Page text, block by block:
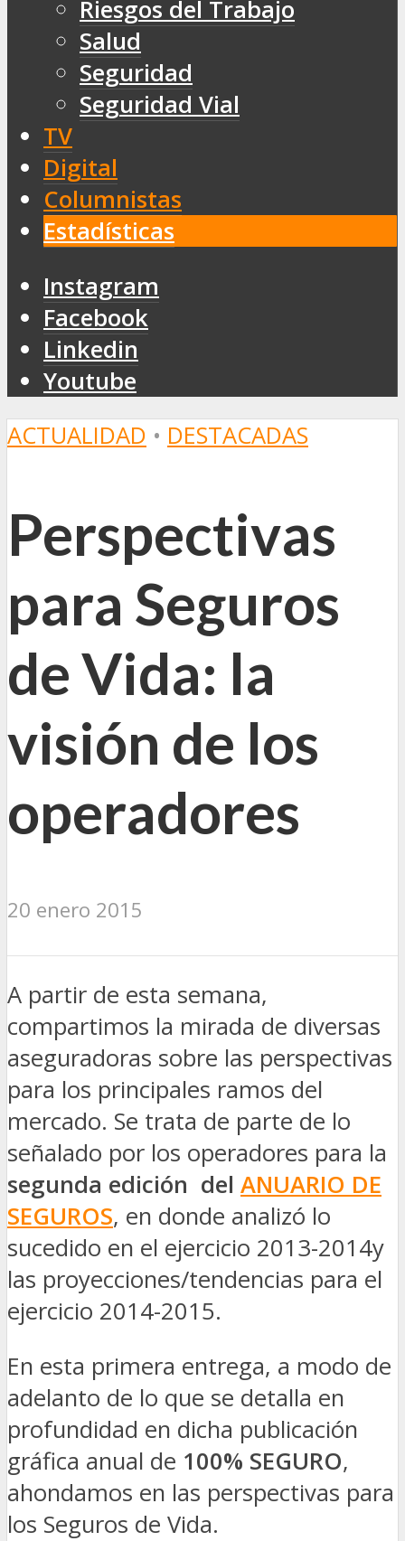
Riesgos del Trabajo
Salud
Seguridad
Seguridad Vial
TV
Digital
Columnistas
Estadísticas
Instagram
Facebook
Linkedin
Youtube
ACTUALIDAD • DESTACADAS
Perspectivas
para Seguros
de Vida: la
visión de los
operadores
20 enero 2015
A partir de esta semana,
compartimos la mirada de diversas
aseguradoras sobre las perspectivas
para los principales ramos del
mercado. Se trata de parte de lo
señalado por los operadores para la
segunda edición del ANUARIO DE
SEGUROS, en donde analizó lo
sucedido en el ejercicio 2013-2014y
las proyecciones/tendencias para el
ejercicio 2014-2015.
En esta primera entrega, a modo de
adelanto de lo que se detalla en
profundidad en dicha publicación
gráfica anual de 100% SEGURO,
ahondamos en las perspectivas para
los Seguros de Vida.